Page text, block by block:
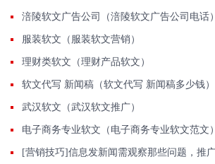
涪陵软文广告公司（涪陵软文广告公司电话）
服装软文（服装软文营销）
理财类软文（理财产品软文）
软文代写 新闻稿（软文代写 新闻稿多少钱）
武汉软文（武汉软文推广）
电子商务专业软文（电子商务专业软文范文）